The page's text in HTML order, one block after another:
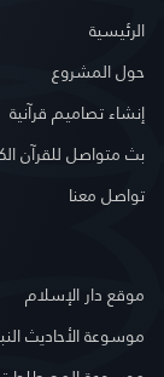
الرئيسية
حول المشروع
إنشاء تصاميم قرآنية
بث متواصل للقرآن
تواصل معنا
موقع دار الإسلام
موسوعة الأحاديث